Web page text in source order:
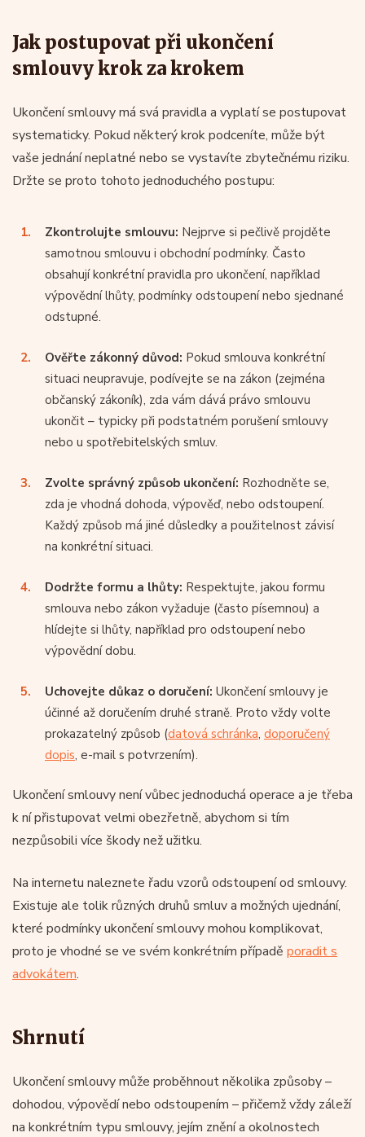
Jak postupovat při ukončení
smlouvy krok za krokem
Ukončení smlouvy má svá pravidla a vyplatí se postupovat
systematicky. Pokud některý krok podceníte, může být
vaše jednání neplatné nebo se vystavíte zbytečnému riziku.
Držte se proto tohoto jednoduchého postupu:
Zkontrolujte smlouvu: Nejprve si pečlivě projděte
samotnou smlouvu i obchodní podmínky. Často
obsahují konkrétní pravidla pro ukončení, například
výpovědní lhůty, podmínky odstoupení nebo sjednané
odstupné.
Ověřte zákonný důvod: Pokud smlouva konkrétní
situaci neupravuje, podívejte se na zákon (zejména
občanský zákoník), zda vám dává právo smlouvu
ukončit – typicky při podstatném porušení smlouvy
nebo u spotřebitelských smluv.
Zvolte správný způsob ukončení: Rozhodněte se,
zda je vhodná dohoda, výpověď, nebo odstoupení.
Každý způsob má jiné důsledky a použitelnost závisí
na konkrétní situaci.
Dodržte formu a lhůty: Respektujte, jakou formu
smlouva nebo zákon vyžaduje (často písemnou) a
hlídejte si lhůty, například pro odstoupení nebo
výpovědní dobu.
Uchovejte důkaz o doručení: Ukončení smlouvy je
účinné až doručením druhé straně. Proto vždy volte
prokazatelný způsob (datová schránka, doporučený
dopis, e-mail s potvrzením).
Ukončení smlouvy není vůbec jednoduchá operace a je třeba
k ní přistupovat velmi obezřetně, abychom si tím
nezpůsobili více škody než užitku.
Na internetu naleznete řadu vzorů odstoupení od smlouvy.
Existuje ale tolik různých druhů smluv a možných ujednání,
které podmínky ukončení smlouvy mohou komplikovat,
proto je vhodné se ve svém konkrétním případě poradit s
advokátem.
Shrnutí
Ukončení smlouvy může proběhnout několika způsoby –
dohodou, výpovědí nebo odstoupením – přičemž vždy záleží
na konkrétním typu smlouvy, jejím znění a okolnostech